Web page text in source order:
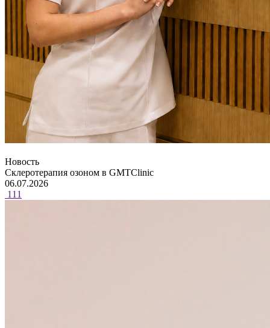
Новость
Склеротерапия озоном в GMTClinic
06.07.2026
111